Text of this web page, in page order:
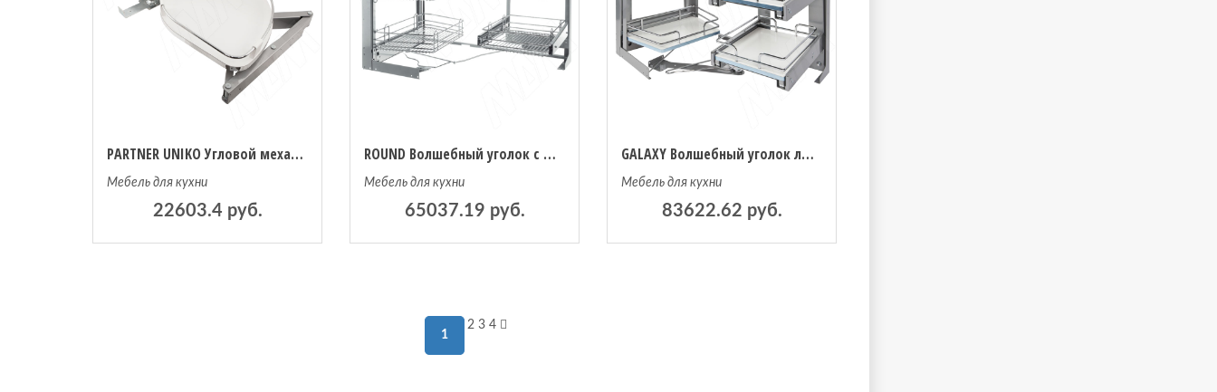
PARTNER UNIKO Угловой механизм универсальный, Vibo (EUK45PR)
Мебель для кухни
22603.4 руб.
ROUND Волшебный уголок с выдвижными корзинами с плавным закрыванием, правый (SMACE45DXFMC)
Мебель для кухни
65037.19 руб.
GALAXY Волшебный уголок левый, выдв. корзины и фасад с плавным закрыванием (SMACE45SXFMOMBASC)
Мебель для кухни
83622.62 руб.
1
234